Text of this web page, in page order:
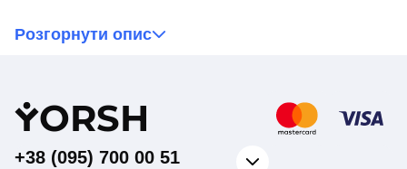
глянцеву поверхню, стійку до подряпин, плям і мийних
вигляд додасть вашій ванній кімнаті елегантного та
вишуканого вигляду. Вона стане центральним
елементом інтер'єру, гармонійно вписуючись у будь-
який дизайн.
Розгорнути опис
YORSH
+38 (095) 700 00 51